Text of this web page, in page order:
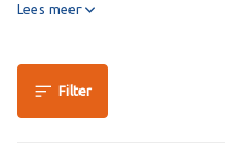
Lees meer
Filter